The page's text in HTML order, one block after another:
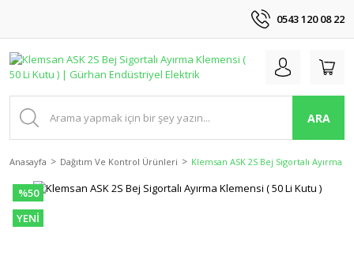
0543 120 08 22
ARA
Anasayfa Dağıtım Ve Kontrol Ürünleri Klemsan ASK 2S Bej Sigortalı Ayırma
%50
YENİ